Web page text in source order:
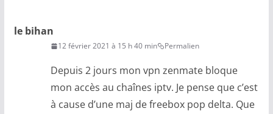
le bihan
12 février 2021 à 15 h 40 min Permalien
Depuis 2 jours mon vpn zenmate bloque
mon accès au chaînes iptv. Je pense que c’est
à cause d’une maj de freebox pop delta. Que